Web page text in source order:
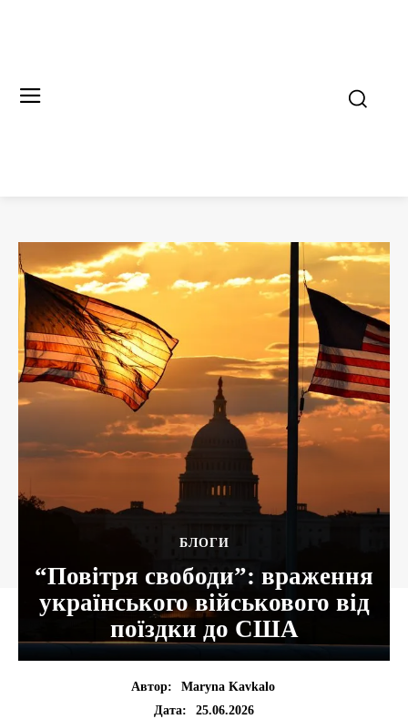
БЛОГИ
“Повітря свободи”: враження
українського військового від
поїздки до США
Автор:
Maryna Kavkalo
Дата:
25.06.2026